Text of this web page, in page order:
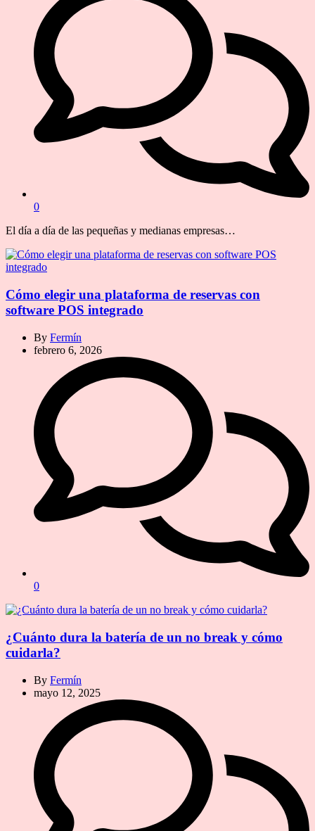
0
El día a día de las pequeñas y medianas empresas…
Cómo elegir una plataforma de reservas con
software POS integrado
By Fermín
febrero 6, 2026
0
¿Cuánto dura la batería de un no break y cómo
cuidarla?
By Fermín
mayo 12, 2025